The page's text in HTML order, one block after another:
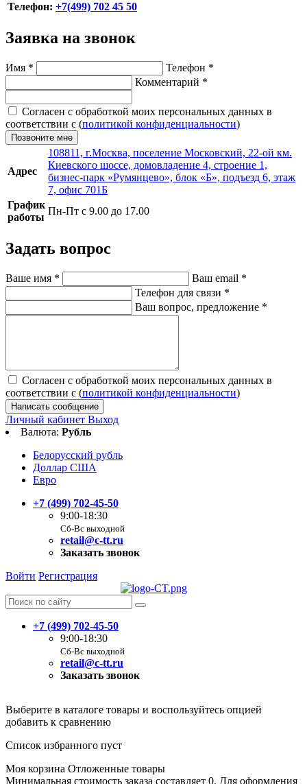
Телефон: +7(499) 702 45 50
Заявка на звонок
Имя * Телефон *
Комментарий *
Согласен с обработкой моих персональных данных в
соответствии с (политикой конфиденциальности)
Позвоните мне
Адрес
108811, г.Москва, поселение Московский, 22-ой км.
Киевского шоссе, домовладение 4, строение 1,
бизнес-парк «Румянцево», блок «Б», подъезд 6, этаж
7, офис 701Б
График
работы
Пн-Пт с 9.00 до 17.00
Задать вопрос
Ваше имя * Ваш email *
Телефон для связи *
Ваш вопрос, предложение *
Согласен с обработкой моих персональных данных в
соответствии с (политикой конфиденциальности)
Написать сообщение
Личный кабинет Выход
Валюта: Рубль
Белорусский рубль
Доллар США
Евро
+7 (499) 702-45-50
9:00-18:30
Сб-Вс выходной
retail@c-tt.ru
Заказать звонок
Войти Регистрация
+7 (499) 702-45-50
9:00-18:30
Сб-Вс выходной
retail@c-tt.ru
Заказать звонок
Выберите в каталоге товары и воспользуйтесь опцией
добавить к сравнению
Список избранного пуст
Моя корзина Отложенные товары
Минимальная стоимость заказа составляет 0. Для оформления